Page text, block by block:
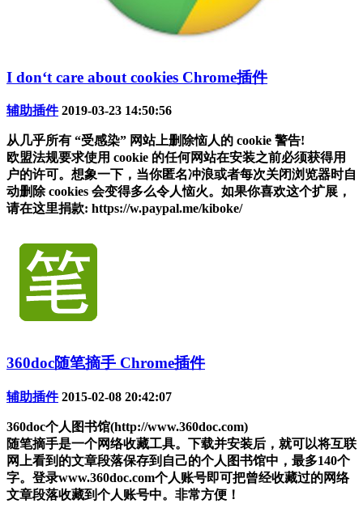
I don‘t care about cookies Chrome插件
辅助插件 2019-03-23 14:50:56
从几乎所有 “受感染” 网站上删除恼人的 cookie 警告!
欧盟法规要求使用 cookie 的任何网站在安装之前必须获得用
户的许可。想象一下，当你匿名冲浪或者每次关闭浏览器时自
动删除 cookies 会变得多么令人恼火。如果你喜欢这个扩展，
请在这里捐款: https://w.paypal.me/kiboke/
360doc随笔摘手 Chrome插件
辅助插件 2015-02-08 20:42:07
360doc个人图书馆(http://www.360doc.com)
随笔摘手是一个网络收藏工具。下载并安装后，就可以将互联
网上看到的文章段落保存到自己的个人图书馆中，最多140个
字。登录www.360doc.com个人账号即可把曾经收藏过的网络
文章段落收藏到个人账号中。非常方便！